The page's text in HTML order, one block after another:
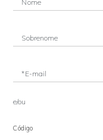
Nome
Sobrenome
*E-mail
e/ou
Código